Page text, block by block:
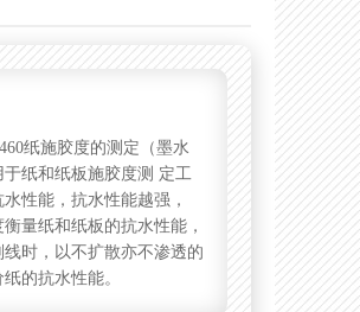
纸施胶度的测定（墨水
纸和纸板施胶度测 定工
性能，抗水性能越强，
量纸和纸板的抗水性能，
时，以不扩散亦不渗透的
的抗水性能。